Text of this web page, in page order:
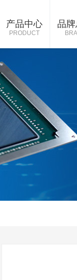
产品中心
PRODUCT
品